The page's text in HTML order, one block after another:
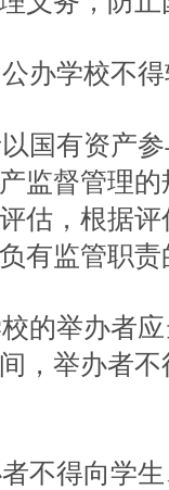
学校不得
有资产参
监督管理
估，根据
有监管职
举办者应
，举办者
得向学生